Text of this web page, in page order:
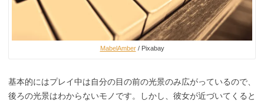
MabelAmber/ Pixabay
基本的にはプレイ中は自分の目の前の光景のみ広がっているので、
後ろの光景はわからないモノです。しかし、彼女が近づいてくると